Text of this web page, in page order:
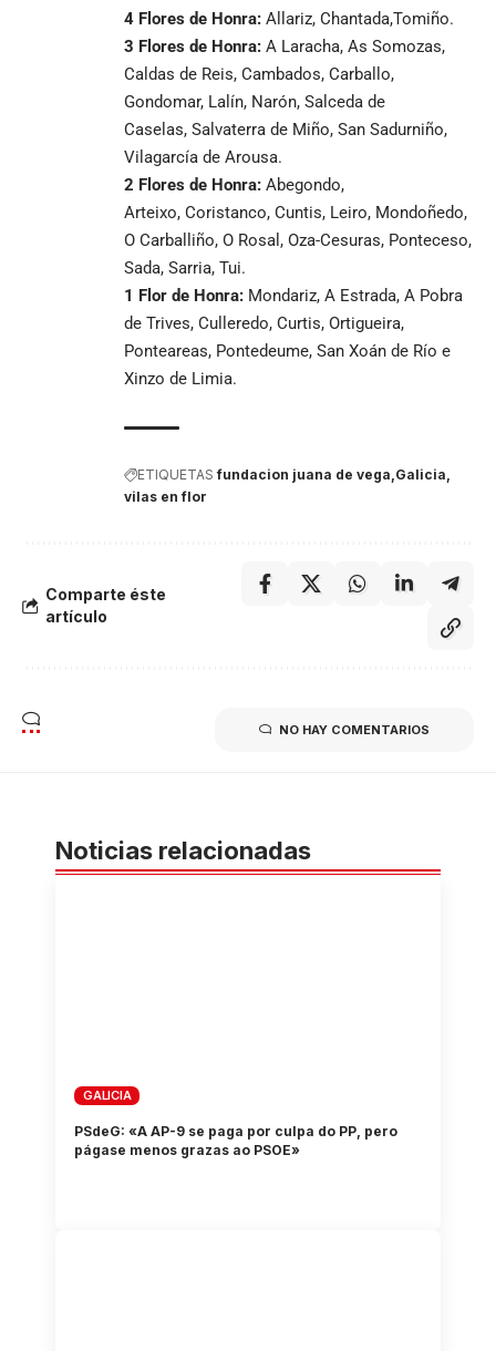
4 Flores de Honra: Allariz, Chantada,Tomiño.
3 Flores de Honra: A Laracha, As Somozas,
Caldas de Reis, Cambados, Carballo,
Gondomar, Lalín, Narón, Salceda de
Caselas, Salvaterra de Miño, San Sadurniño,
Vilagarcía de Arousa.
2 Flores de Honra: Abegondo,
Arteixo, Coristanco, Cuntis, Leiro, Mondoñedo,
O Carballiño, O Rosal, Oza-Cesuras, Ponteceso,
Sada, Sarria, Tui.
1 Flor de Honra: Mondariz, A Estrada, A Pobra
de Trives, Culleredo, Curtis, Ortigueira,
Ponteareas, Pontedeume, San Xoán de Río e
Xinzo de Limia.
ETIQUETAS fundacion juana de vega Galicia
vilas en flor
Comparte éste
artículo
NO HAY COMENTARIOS
Noticias relacionadas
GALICIA
PSdeG: «A AP-9 se paga por culpa do PP, pero
págase menos grazas ao PSOE»